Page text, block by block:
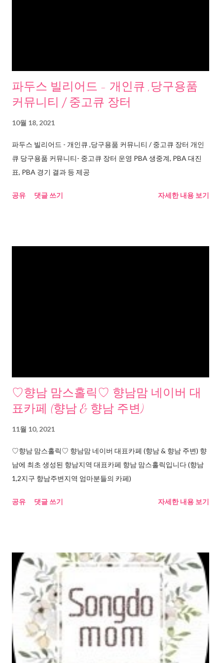
파두스 빌리어드 - 개인큐 ,당구용품
커뮤니티 / 중고큐 장터
10월 18, 2021
파두스 빌리어드 - 개인큐 ,당구용품 커뮤니티 / 중고큐 장터 개인
큐 당구용품 커뮤니티- 중고큐 장터 운영 PBA 생중계, PBA 대진
표, PBA 경기 결과 등 제공
공유 댓글 쓰기 자세한 내용 보기
♡향남 맘스홀릭♡ 향남맘 네이버 대
표카페 (향남 & 향남 주변)
11월 10, 2021
♡향남 맘스홀릭♡ 향남맘 네이버 대표카페 (향남 & 향남 주변) 향
남에 최초 생성된 향남지역 대표카페 향남 맘스홀릭입니다 (향남
1,2지구 향남주변지역 엄마분들의 카페)
공유 댓글 쓰기 자세한 내용 보기